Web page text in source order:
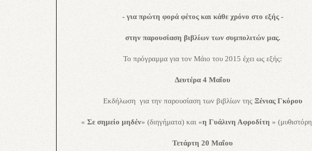
- για πρώτη φορά φέτος και κάθε χρόνο στο εξής -
στην παρουσίαση βιβλίων των συμπολιτών μας.
Το πρόγραμμα για τον Μάιο του 2015 έχει ως εξής:
Δευτέρα 4 Μαΐου
Εκδήλωση για την παρουσίαση των βιβλίων της Ξένιας Γκόρου
« Σε σημείο μηδέν» (διηγήματα) και «η Γυάλινη Αφροδίτη »
Τετάρτη 20 Μαΐου